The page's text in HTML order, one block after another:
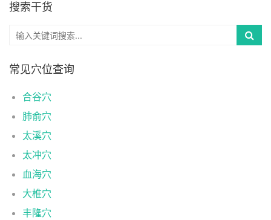
搜索干货
常见穴位查询
合谷穴
肺俞穴
太溪穴
太冲穴
血海穴
大椎穴
丰隆穴